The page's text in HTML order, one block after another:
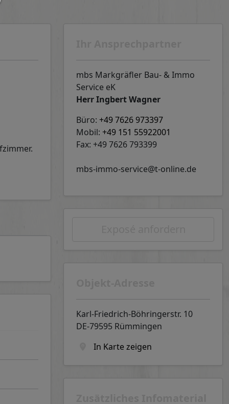
mbs Markgräfler Bau- & Immo
Service eK
Herr Ingbert Wagner
Büro: +49 7626 973397
Mobil: +49 151 55922001
Fax: +49 7626 793399
mbs-immo-service@t-online.de
Karl-Friedrich-Böhringerstr. 10
DE-79595 Rümmingen
In Karte zeigen